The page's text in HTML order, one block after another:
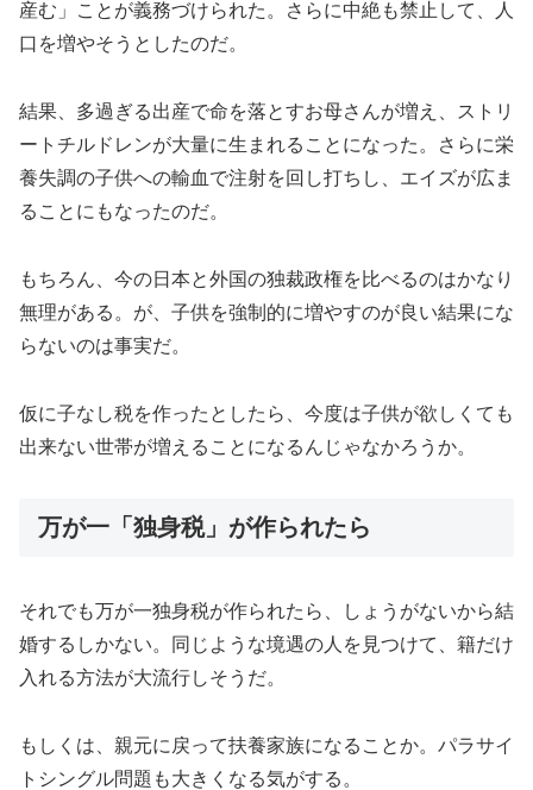
産む」ことが義務づけられた。さらに中絶も禁止して、人
口を増やそうとしたのだ。
結果、多過ぎる出産で命を落とすお母さんが増え、ストリ
ートチルドレンが大量に生まれることになった。さらに栄
養失調の子供への輸血で注射を回し打ちし、エイズが広ま
ることにもなったのだ。
もちろん、今の日本と外国の独裁政権を比べるのはかなり
無理がある。が、子供を強制的に増やすのが良い結果にな
らないのは事実だ。
仮に子なし税を作ったとしたら、今度は子供が欲しくても
出来ない世帯が増えることになるんじゃなかろうか。
万が一「独身税」が作られたら
それでも万が一独身税が作られたら、しょうがないから結
婚するしかない。同じような境遇の人を見つけて、籍だけ
入れる方法が大流行しそうだ。
もしくは、親元に戻って扶養家族になることか。パラサイ
トシングル問題も大きくなる気がする。